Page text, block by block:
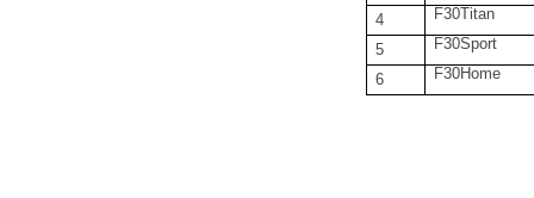
4
F30Titan
5
F30Sport
6
F30Home